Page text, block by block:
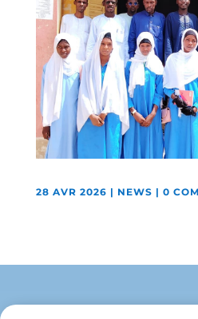
28 AVR 2026 | NEWS | 0